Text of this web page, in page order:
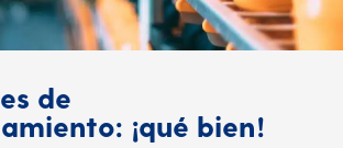
de
¡qué bien!